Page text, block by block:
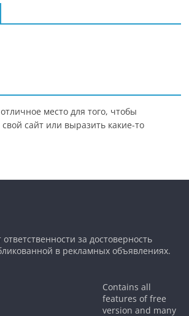
место для того, чтобы
сайт или выразить какие-то
за достоверность
в рекламных объявлениях.
Contains all
features of free
version and many